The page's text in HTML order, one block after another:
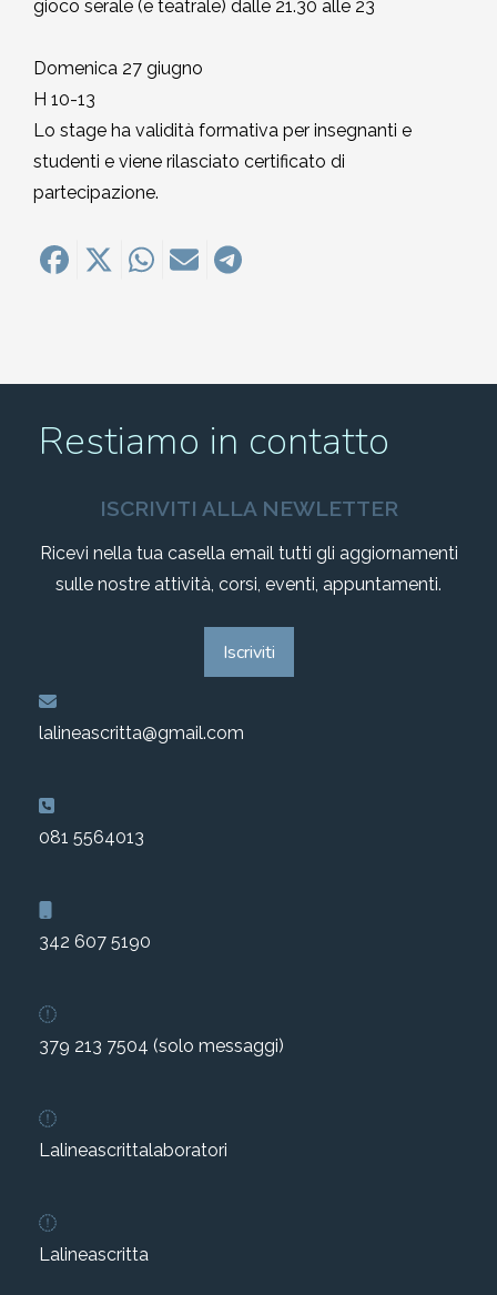
gioco serale (e teatrale) dalle 21.30 alle 23
Domenica 27 giugno
H 10-13
Lo stage ha validità formativa per insegnanti e
studenti e viene rilasciato certificato di
partecipazione.
Restiamo in contatto
ISCRIVITI ALLA NEWLETTER
Ricevi nella tua casella email tutti gli aggiornamenti
sulle nostre attività, corsi, eventi, appuntamenti.
Iscriviti
lalineascritta@gmail.com
081 5564013
342 607 5190
379 213 7504 (solo messaggi)
Lalineascrittalaboratori
Lalineascritta